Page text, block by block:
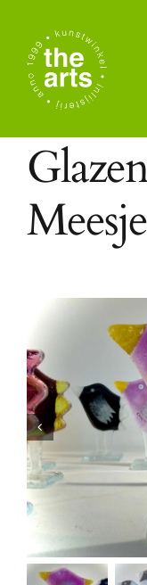
inhoud